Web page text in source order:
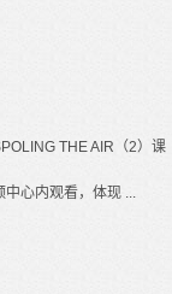
THE AIR（2）课
心内观看，体现 ...